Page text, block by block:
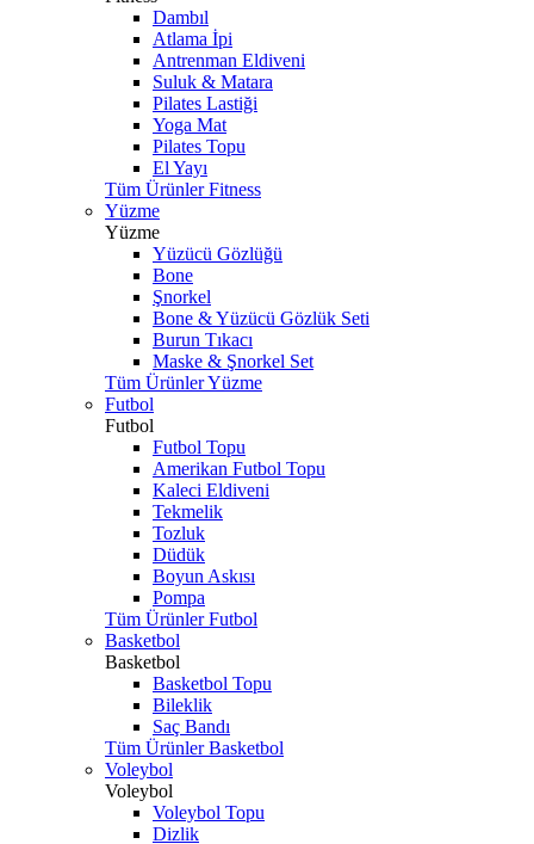
Dambıl
Atlama İpi
Antrenman Eldiveni
Suluk & Matara
Pilates Lastiği
Yoga Mat
Pilates Topu
El Yayı
Tüm Ürünler Fitness
Yüzme
Yüzme
Yüzücü Gözlüğü
Bone
Şnorkel
Bone & Yüzücü Gözlük Seti
Burun Tıkacı
Maske & Şnorkel Set
Tüm Ürünler Yüzme
Futbol
Futbol
Futbol Topu
Amerikan Futbol Topu
Kaleci Eldiveni
Tekmelik
Tozluk
Düdük
Boyun Askısı
Pompa
Tüm Ürünler Futbol
Basketbol
Basketbol
Basketbol Topu
Bileklik
Saç Bandı
Tüm Ürünler Basketbol
Voleybol
Voleybol
Voleybol Topu
Dizlik